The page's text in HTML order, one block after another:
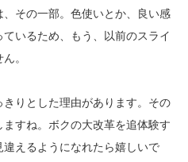
その一部。色使いとか、良い感
いるため、もう、以前のスライ
。
りとした理由があります。その
すね。ボクの大改革を追体験す
えるようになれたら嬉しいで